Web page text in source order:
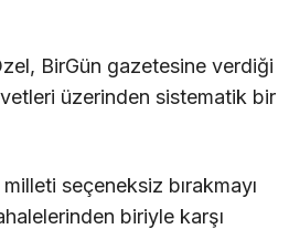
BirGün gazetesine verdiği
üzerinden sistematik bir
seçeneksiz bırakmayı
biriyle karşı